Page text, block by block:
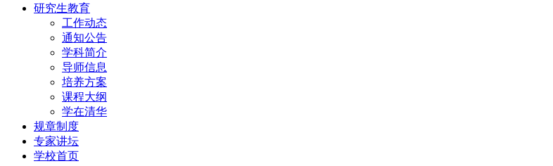
研究生教育
工作动态
通知公告
学科简介
导师信息
培养方案
课程大纲
学在清华
规章制度
专家讲坛
学校首页